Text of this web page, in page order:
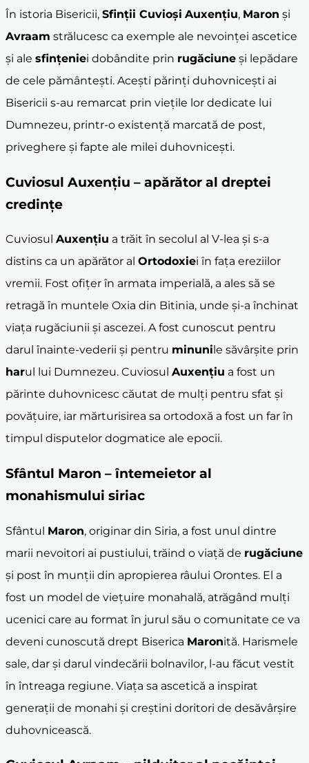
În istoria Bisericii, Sfinții Cuvioși Auxențiu, Maron și
Avraam strălucesc ca exemple ale nevoinței ascetice
și ale sfințeniei dobândite prin rugăciune și lepădare
de cele pământești. Acești părinți duhovnicești ai
Bisericii s-au remarcat prin viețile lor dedicate lui
Dumnezeu, printr-o existență marcată de post,
priveghere și fapte ale milei duhovnicești.
Cuviosul Auxențiu – apărător al dreptei
credințe
Cuviosul Auxențiu a trăit în secolul al V-lea și s-a
distins ca un apărător al Ortodoxiei în fața ereziilor
vremii. Fost ofițer în armata imperială, a ales să se
retragă în muntele Oxia din Bitinia, unde și-a închinat
viața rugăciunii și ascezei. A fost cunoscut pentru
darul înainte-vederii și pentru minuni le săvârșite prin
harul lui Dumnezeu. Cuviosul Auxențiu a fost un
părinte duhovnicesc căutat de mulți pentru sfat și
povățuire, iar mărturisirea sa ortodoxă a fost un far în
timpul disputelor dogmatice ale epocii.
Sfântul Maron – întemeietor al
monahismului siriac
Sfântul Maron, originar din Siria, a fost unul dintre
marii nevoitori ai pustiului, trăind o viață de rugăciune
și post în munții din apropierea râului Orontes. El a
fost un model de viețuire monahală, atrăgând mulți
ucenici care au format în jurul său o comunitate ce va
deveni cunoscută drept Biserica Maronită. Harismele
sale, dar și darul vindecării bolnavilor, l-au făcut vestit
în întreaga regiune. Viața sa ascetică a inspirat
generații de monahi și creștini doritori de desăvârșire
duhovnicească.